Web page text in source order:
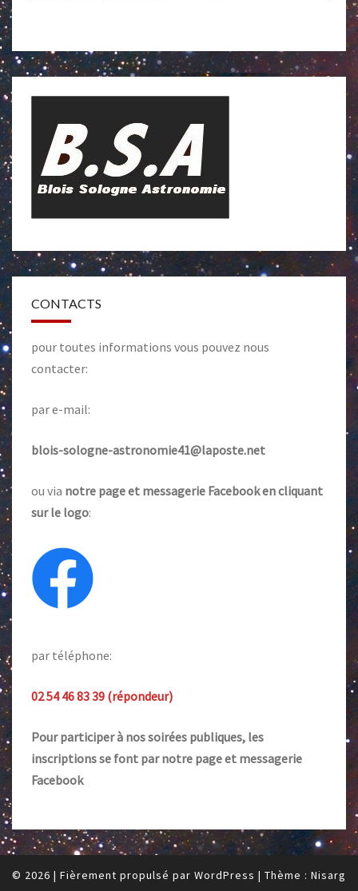
CONTACTS
pour toutes informations vous pouvez nous
contacter:
par e-mail:
blois-sologne-astronomie41@laposte.net
ou via notre page et messagerie Facebook en cliquant
sur le logo:
par téléphone:
02 54 46 83 39 (répondeur)
Pour participer à nos soirées publiques, les
inscriptions se font par notre page et messagerie
Facebook
© 2026 | Fièrement propulsé par WordPress | Thème : Nisarg